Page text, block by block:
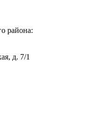
района:
д. 7/1